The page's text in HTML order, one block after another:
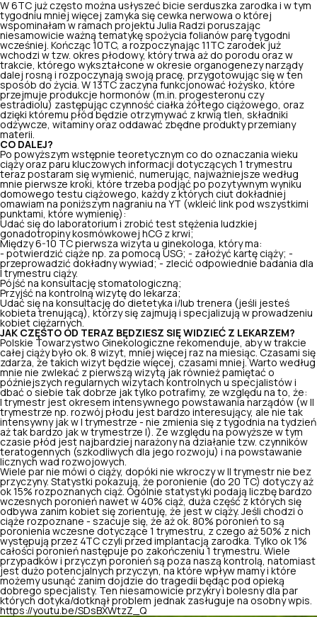
W 6TC już często można usłyszeć bicie serduszka zarodka i w tym
tygodniu mniej więcej zamyka się cewka nerwowa o której
wspominałam w ramach projektu Julia Radzi poruszając
niesamowicie ważną tematykę spożycia folianów parę tygodni
wcześniej.
Kończąc 10TC, a rozpoczynając 11TC zarodek już
wchodzi w tzw. okres płodowy, który trwa aż do porodu oraz w
trakcie, którego wykształcone w okresie organogenezy narządy
dalej rosną i rozpoczynają swoją pracę, przygotowując się w ten
sposób do życia. W 13TC zaczyna funkcjonować łożysko, które
przejmuje produkcje hormonów (m.in. progesteronu czy
estradiolu) zastępując czynność ciałka żółtego ciążowego, oraz
dzięki któremu płód będzie otrzymywać z krwią tlen, składniki
odżywcze, witaminy oraz oddawać zbędne produkty przemiany
materii.
CO DALEJ?
Po powyższym wstępnie teoretycznym co do oznaczania wieku
ciąży oraz paru kluczowych informacji dotyczących 1 trymestru
teraz postaram się wymienić, numerując, najważniejsze według
mnie pierwsze kroki, które trzeba podjąć po pozytywnym wyniku
domowego testu ciążowego, każdy z których ciut dokładniej
omawiam na poniższym nagraniu na YT (wkleić link pod wszystkimi
punktami, które wymienię):
Udać się do laboratorium i zrobić test stężenia ludzkiej
gonadotropiny kosmówkowej hCG z krwi;
Między 6-10 TC pierwsza wizyta u ginekologa, który ma:
- potwierdzić ciąże np. za pomocą USG; - założyć kartę ciąży; -
przeprowadzić dokładny wywiad; - zlecić odpowiednie badania dla
I trymestru ciąży.
Pójść na konsultację stomatologiczną;
Przyjść na kontrolną wizytę do lekarza;
Udać się na konsultację do dietetyka i/lub trenera (jeśli jesteś
kobieta trenującą), którzy się zajmują i specjalizują w prowadzeniu
kobiet ciężarnych.
JAK CZĘSTO OD TERAZ BĘDZIESZ SIĘ WIDZIEĆ Z LEKARZEM?
Polskie Towarzystwo Ginekologiczne rekomenduje, aby w trakcie
całej ciąży było ok. 8 wizyt, mniej więcej raz na miesiąc. Czasami się
zdarza, że takich wizyt będzie więcej, czasami mniej. Warto według
mnie nie zwlekać z pierwszą wizytą jak również pamiętać o
późniejszych regularnych wizytach kontrolnych u specjalistów i
dbać o siebie tak dobrze jak tylko potrafimy, ze względu na to, że:
I trymestr jest okresem intensywnego powstawania narządów (w II
trymestrze np. rozwój płodu jest bardzo interesujący, ale nie tak
intensywny jak w I trymestrze - nie zmienia się z tygodnia na tydzień
aż tak bardzo jak w trymestrze I). Ze względu na powyższe w tym
czasie płód jest najbardziej narażony na działanie tzw. czynników
teratogennych (szkodliwych dla jego rozwoju) i na powstawanie
licznych wad rozwojowych.
Wiele par nie mówi o ciąży, dopóki nie wkroczy w II trymestr nie bez
przyczyny. Statystki pokazują, że poronienie (do 20 TC) dotyczy aż
ok 15% rozpoznanych ciąż. Ogólnie statystyki podają liczbę bardzo
wczesnych poronień nawet w 40% ciąż, duża część z których się
odbywa zanim kobiet się zorientuję, że jest w ciąży. Jeśli chodzi o
ciąże rozpoznane - szacuje się, że aż ok. 80% poronień to są
poronienia wczesne dotyczące 1 trymestru , z czego aż 50% z nich
występują przez 4TC czyli przed implantacją zarodka. Tylko ok 1%
całości poronień następuje po zakończeniu 1 trymestru. Wiele
przypadków i przyczyn poronień są poza naszą kontrolą, natomiast
jest dużo potencjalnych przyczyn, na które wpływ mamy i które
możemy usunąć zanim dojdzie do tragedii będąc pod opieką
dobrego specjalisty. Ten niesamowicie przykry i bolesny dla par
których dotyka/dotknął problem jednak zasługuje na osobny wpis.
https://youtu.be/SDsBXWtzZ_Q